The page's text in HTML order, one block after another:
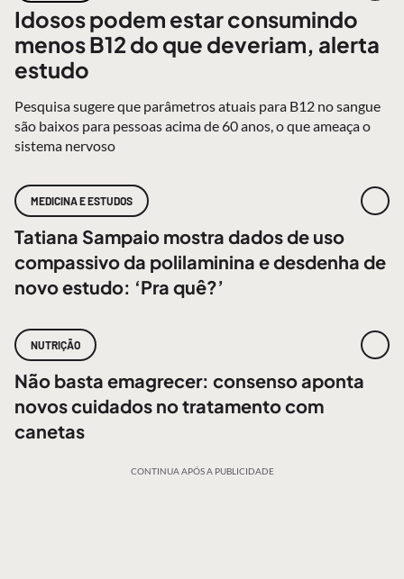
Idosos podem estar consumindo
menos B12 do que deveriam, alerta
estudo
Pesquisa sugere que parâmetros atuais para B12 no sangue
são baixos para pessoas acima de 60 anos, o que ameaça o
sistema nervoso
MEDICINA E ESTUDOS
Tatiana Sampaio mostra dados de uso
compassivo da polilaminina e desdenha de
novo estudo: ‘Pra quê?’
NUTRIÇÃO
Não basta emagrecer: consenso aponta
novos cuidados no tratamento com
canetas
CONTINUA APÓS A PUBLICIDADE